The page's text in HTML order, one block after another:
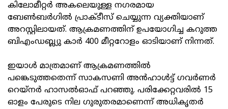
കിലോമീറ്റര്‍ അകലെയുള്ള നഗരമായ
ബേണ്‍ബര്‍ഗില്‍ പ്രാക്ടീസ് ചെയ്യുന്ന വ്യക്തിയാണ്
അറസ്റ്റിലായത്. ആക്രമണത്തിന് ഉപയോഗിച്ച കറുത്ത
ബിഎംഡബ്ല്യു കാര്‍ 400 മീറ്ററോളം ഓടിയാണ് നിന്നത്.
ഇയാള്‍ മാത്രമാണ് ആക്രമണത്തില്‍
പങ്കെടുത്തതെന്ന് സാകസണി അന്‍ഹാള്‍ട്ട് ഗവര്‍ണര്‍
റെയ്‌നര്‍ ഹാസല്‍ഓഫ് പറഞ്ഞു. പരിക്കേറ്റവരില്‍ 15
ഓളം പേരുടെ നില ഗുരുതരമാണെന്ന് അധികൃതര്‍